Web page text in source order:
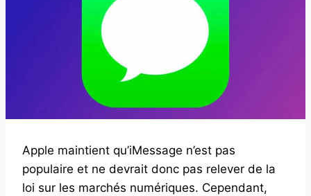
Apple maintient qu’iMessage n’est pas
populaire et ne devrait donc pas relever de la
loi sur les marchés numériques. Cependant,